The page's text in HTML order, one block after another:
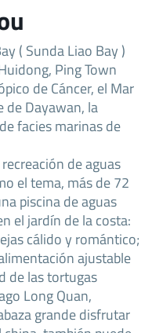
( Sunda Liao Bay )
Ping Town
de Cáncer, el Mar
de Dayawan, la
facies marinas de
de aguas
el tema, más de 72
piscina de aguas
el jardín de la costa:
cálido y romántico;
ajustable
de las tortugas
Long Quan,
grande disfrutar